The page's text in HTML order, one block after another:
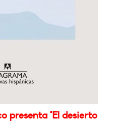
presenta "El desierto